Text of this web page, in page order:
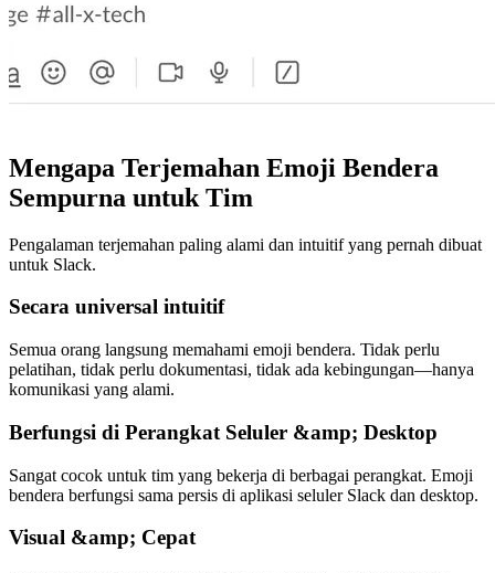
Mengapa Terjemahan Emoji Bendera
Sempurna untuk Tim
Pengalaman terjemahan paling alami dan intuitif yang pernah dibuat
untuk Slack.
Secara universal intuitif
Semua orang langsung memahami emoji bendera. Tidak perlu
pelatihan, tidak perlu dokumentasi, tidak ada kebingungan—hanya
komunikasi yang alami.
Berfungsi di Perangkat Seluler &amp; Desktop
Sangat cocok untuk tim yang bekerja di berbagai perangkat. Emoji
bendera berfungsi sama persis di aplikasi seluler Slack dan desktop.
Visual &amp; Cepat